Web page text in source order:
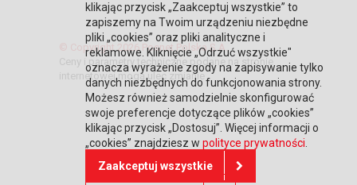
© Copyright 2026 Posnet Polska S.A.
Ceny i parametry techniczne podane na stronie
internetowej mogą ulec zmianie
klikając przycisk „Zaakceptuj wszystkie” to
zapiszemy na Twoim urządzeniu niezbędne
pliki „cookies” oraz pliki analityczne i
reklamowe. Kliknięcie „Odrzuć wszystkie"
oznacza wyrażenie zgody na zapisywanie tylko
danych niezbędnych do funkcjonowania strony.
Możesz również samodzielnie skonfigurować
swoje preferencje dotyczące plików „cookies”
klikając przycisk „Dostosuj”. Więcej informacji o
„cookies” znajdziesz w polityce prywatności
Zaakceptuj wszystkie